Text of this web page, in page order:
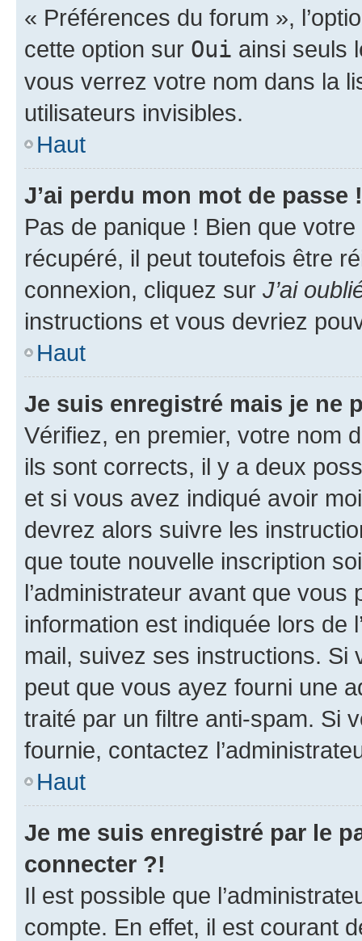
« Préférences du forum »,
cette option sur Oui ainsi seuls
vous verrez votre nom dans la
utilisateurs invisibles.
Haut
J’ai perdu mon mot de passe !
Pas de panique ! Bien que
récupéré, il peut toutefois être
connexion, cliquez sur J’ai
instructions et vous devriez
Haut
Je suis enregistré mais je ne
Vérifiez, en premier, votre nom
ils sont corrects, il y a deux
et si vous avez indiqué avoir
devrez alors suivre les
que toute nouvelle inscription
l’administrateur avant que
information est indiquée lors de
mail, suivez ses instructions. Si
peut que vous ayez fourni une
traité par un filtre anti-spam. Si
fournie, contactez
Haut
Je me suis enregistré par le
connecter ?!
Il est possible que
compte. En effet, il est courant